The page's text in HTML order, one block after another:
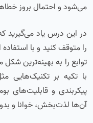
می‌شود و احتمال بروز
در این درس یاد می‌گیرید
را متوقف کنید و با
توابع را به بهینه‌ترین
با تکیه بر تکنیک‌هایی
پیکربندی و قابلیت‌های
آن‌ها لذت‌بخش، خوانا و